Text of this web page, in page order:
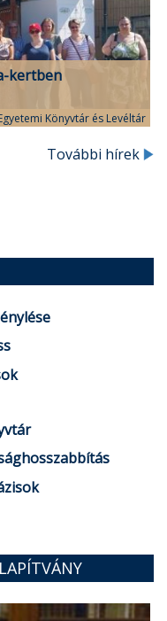
kertben
Könyvtár és Levéltár
További hírek